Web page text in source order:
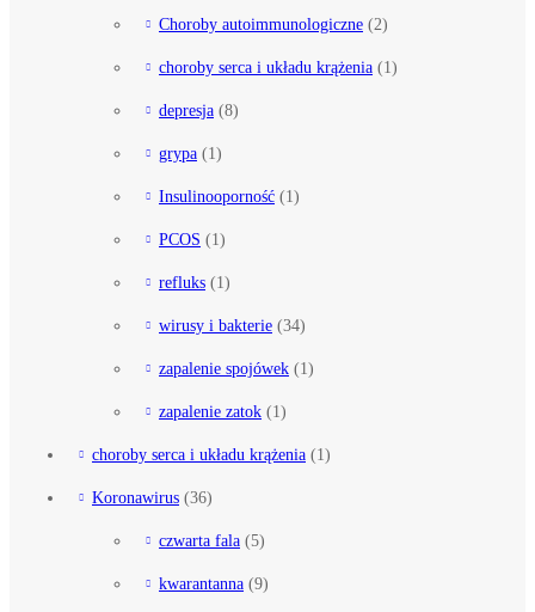
Choroby autoimmunologiczne (2)
choroby serca i układu krążenia (1)
depresja (8)
grypa (1)
Insulinooporność (1)
PCOS (1)
refluks (1)
wirusy i bakterie (34)
zapalenie spojówek (1)
zapalenie zatok (1)
choroby serca i układu krążenia (1)
Koronawirus (36)
czwarta fala (5)
kwarantanna (9)